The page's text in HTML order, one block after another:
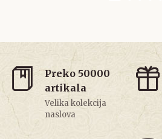
Preko 50000
artikala
Velika kolekcija
naslova